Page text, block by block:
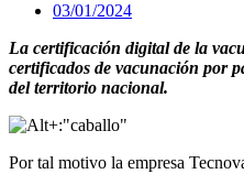
03/01/2024
La certificación digital de la
certificados de vacunación por
del territorio nacional.
Por tal motivo la empresa